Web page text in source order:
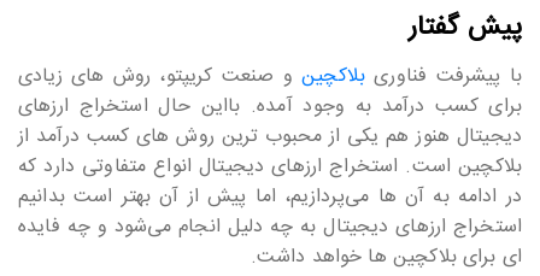
پیش گفتار
با پیشرفت فناوری بلاک‎چین
و صنعت کریپتو، روش های زیادی
برای کسب درآمد به وجود آمده. بااین حال استخراج ارزهای
دیجیتال هنوز هم یکی از محبوب ترین روش های کسب درآمد از
بلاکچین است. استخراج ارزهای دیجیتال انواع متفاوتی دارد که
در ادامه به آن ها می‎‎‎‎‎‎‎پردازیم، اما پیش از آن بهتر است بدانیم
استخراج ارزهای دیجیتال به چه دلیل انجام می‎‎‎‎‎‎‎شود و چه فایده
ای برای بلاکچین ها خواهد داشت.